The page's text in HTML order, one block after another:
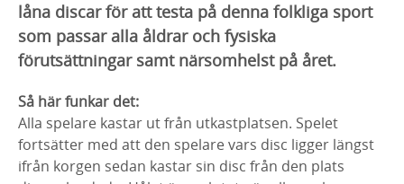
låna discar för att testa på denna folkliga sport
som passar alla åldrar och fysiska
förutsättningar samt närsomhelst på året.
Så här funkar det:
Alla spelare kastar ut från utkastplatsen. Spelet
fortsätter med att den spelare vars disc ligger längst
ifrån korgen sedan kastar sin disc från den plats